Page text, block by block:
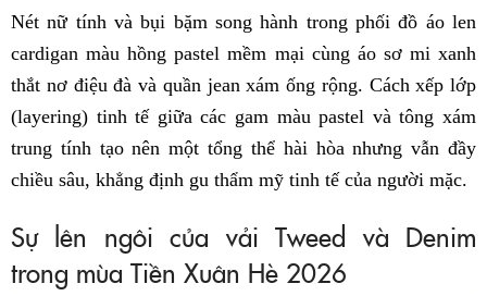
Nét nữ tính và bụi bặm song hành trong phối đồ áo len
cardigan màu hồng pastel mềm mại cùng áo sơ mi xanh
thắt nơ điệu đà và quần jean xám ống rộng. Cách xếp lớp
(layering) tinh tế giữa các gam màu pastel và tông xám
trung tính tạo nên một tổng thể hài hòa nhưng vẫn đầy
chiều sâu, khẳng định gu thẩm mỹ tinh tế của người mặc.
Sự lên ngôi của vải Tweed và Denim
trong mùa Tiền Xuân Hè 2026